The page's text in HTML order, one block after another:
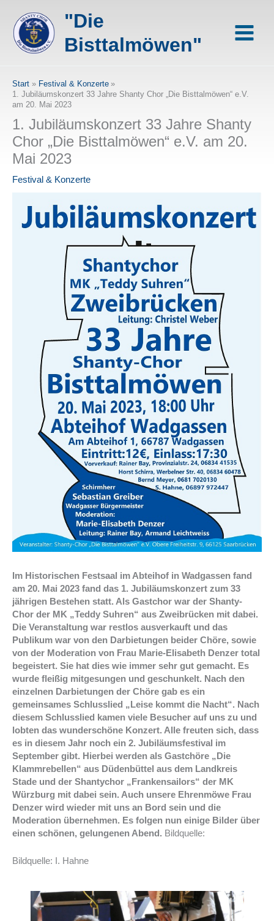
Inhalt
springen
"Die
Bisttalmöwen"
Start
Festival & Konzerte
1. Jubiläumskonzert 33 Jahre Shanty Chor „Die Bisttalmöwen“ e.V.
am 20. Mai 2023
1. Jubiläumskonzert 33 Jahre Shanty
Chor „Die Bisttalmöwen“ e.V. am 20.
Mai 2023
Festival & Konzerte
Im Historischen Festsaal im Abteihof in Wadgassen fand
am 20. Mai 2023 fand das 1. Jubiläumskonzert zum 33
jährigen Bestehen statt. Als Gastchor war der Shanty-
Chor der MK „Teddy Suhren“ aus Zweibrücken mit dabei.
Die Veranstaltung war restlos ausverkauft und das
Publikum war von den Darbietungen beider Chöre, sowie
von der Moderation von Frau Marie-Elisabeth Denzer total
begeistert. Sie hat dies wie immer sehr gut gemacht. Es
wurde fleißig mitgesungen und geschunkelt. Nach den
einzelnen Darbietungen der Chöre gab es ein
gemeinsames Schlusslied „Leise kommt die Nacht“. Nach
diesem Schlusslied kamen viele Besucher auf uns zu und
lobten das wunderschöne Konzert. Alle freuten sich, dass
es in diesem Jahr noch ein 2. Jubiläumsfestival im
September gibt. Hierbei werden als Gastchöre „Die
Klammrebellen“ aus Düdenbüttel aus dem Landkreis
Stade und der Shantychor „Frankensailors“ der MK
Würzburg mit dabei sein. Auch unsere Ehrenmöwe Frau
Denzer wird wieder mit uns an Bord sein und die
Moderation übernehmen. Es folgen nun einige Bilder über
einen schönen, gelungenen Abend. Bildquelle:
Bildquelle: I. Hahne